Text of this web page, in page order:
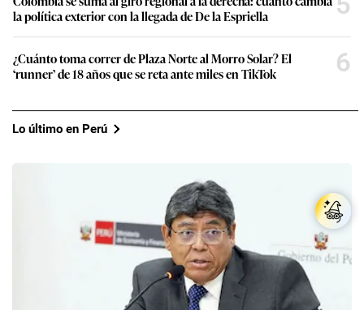
la política exterior con la llegada de De la Espriella
¿Cuánto toma correr de Plaza Norte al Morro Solar? El
‘runner’ de 18 años que se reta ante miles en TikTok
6
Lo último en Perú